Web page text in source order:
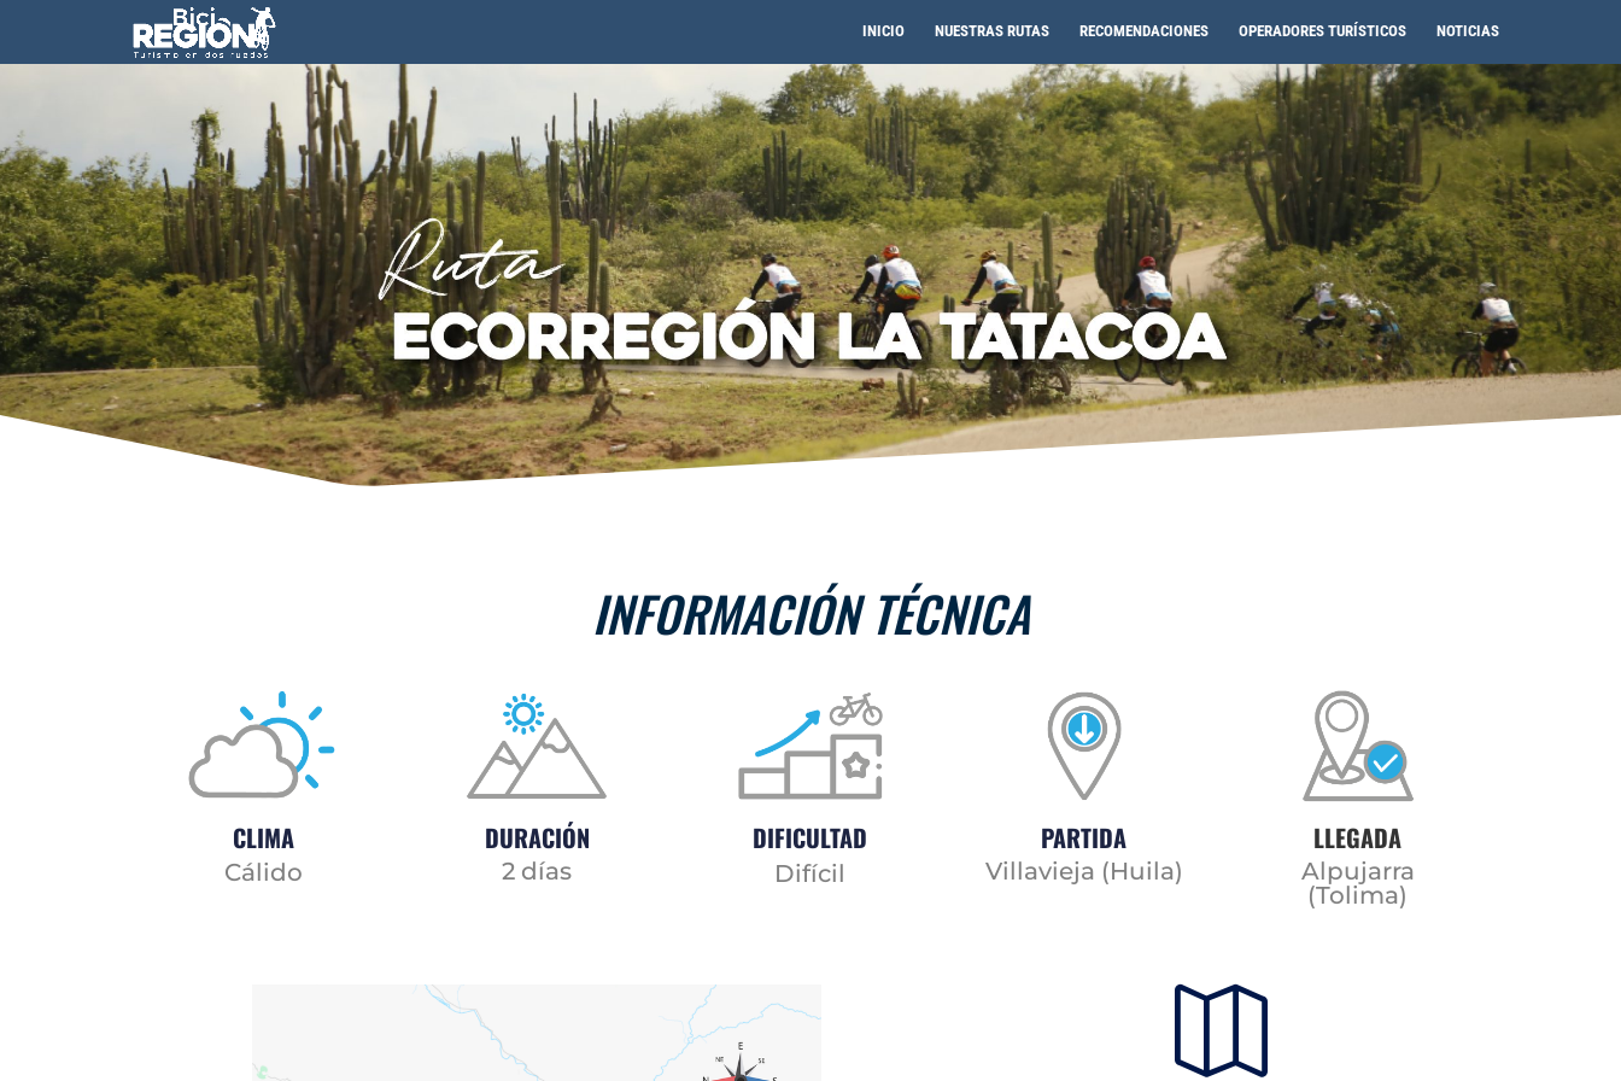
INICIO NUESTRAS RUTAS RECOMENDACIONES OPERADORES TURÍSTICOS NOTICIAS
INFORMACIÓN TÉCNICA
CLIMA
Cálido
DURACIÓN
2 días
DIFICULTAD
Difícil
PARTIDA
Villavieja (Huila)
LLEGADA
Alpujarra
(Tolima)
